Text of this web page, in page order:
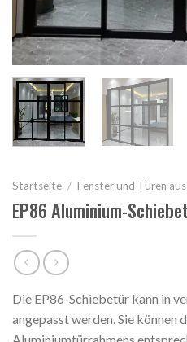
Startseite / Fenster und Türen
EP86 Aluminium-
Die EP86-Schiebetür kann in
angepasst werden. Sie können